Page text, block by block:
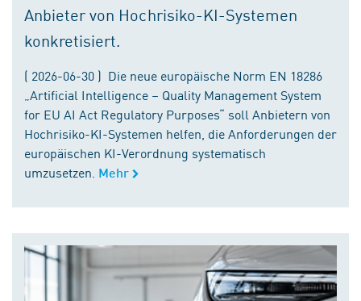
Anbieter von Hochrisiko-KI-Systemen
konkretisiert.
( 2026-06-30 ) Die neue europäische Norm EN 18286
„Artificial Intelligence – Quality Management System
for EU AI Act Regulatory Purposes“ soll Anbietern von
Hochrisiko-KI-Systemen helfen, die Anforderungen der
europäischen KI-Verordnung systematisch
umzusetzen. Mehr